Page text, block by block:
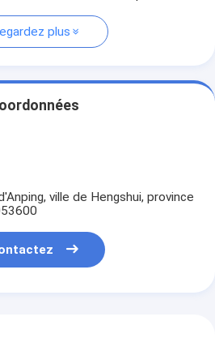
plus
ville de Hengshui, province